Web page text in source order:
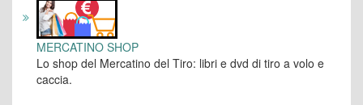
MERCATINO SHOP
Lo shop del Mercatino del Tiro: libri e dvd di tiro a volo e
caccia.